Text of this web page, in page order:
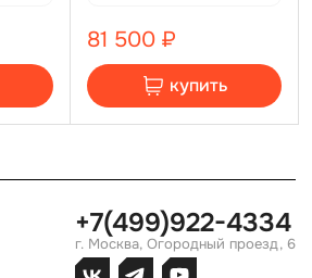
81 500 ₽
купить
+7(499)922-4334
г. Москва, Огородный проезд, 6